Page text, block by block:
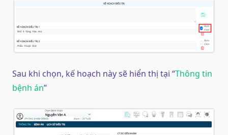
Sau khi chọn, kế hoạch này sẽ hiển thị tại “Thông tin
bệnh án”